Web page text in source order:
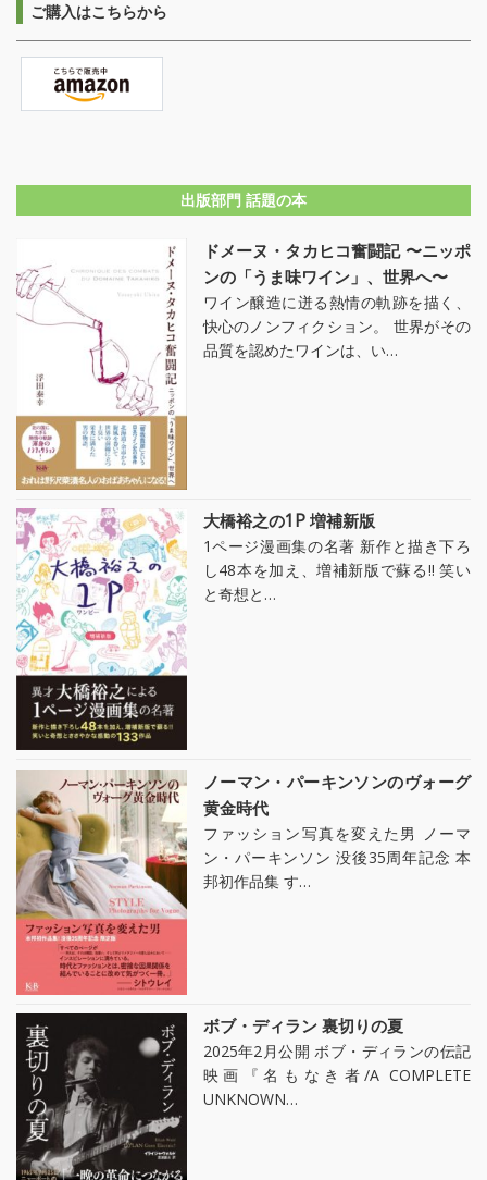
ご購入はこちらから
出版部門 話題の本
ドメーヌ・タカヒコ奮闘記 〜ニッポ
ンの「うま味ワイン」、世界へ〜
ワイン醸造に迸る熱情の軌跡を描く、
快心のノンフィクション。 世界がその
品質を認めたワインは、い…
大橋裕之の1P 増補新版
1ページ漫画集の名著 新作と描き下ろ
し48本を加え、増補新版で蘇る!! 笑い
と奇想と…
ノーマン・パーキンソンのヴォーグ
黄金時代
ファッション写真を変えた男 ノーマ
ン・パーキンソン 没後35周年記念 本
邦初作品集 す…
ボブ・ディラン 裏切りの夏
2025年2月公開 ボブ・ディランの伝記
映画『名もなき者/A COMPLETE
UNKNOWN…